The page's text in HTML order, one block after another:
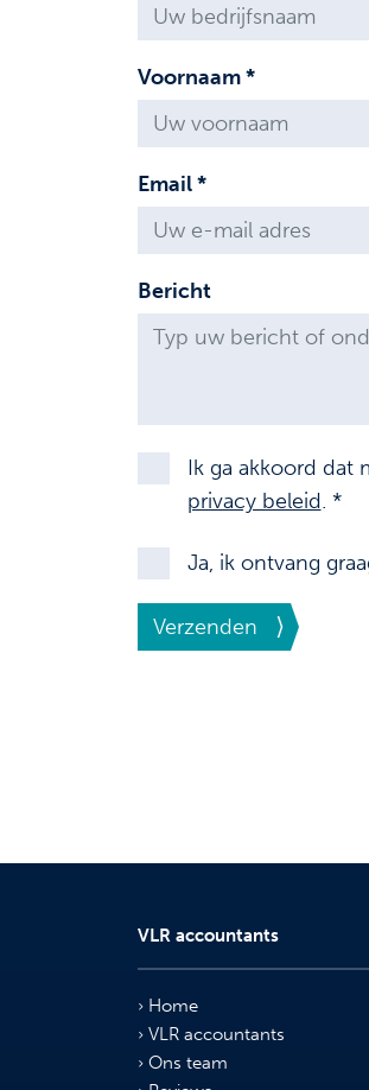
Voornaam *
Email *
Bericht
Ik ga akkoord dat
privacy beleid. *
Ja, ik ontvang
Verzenden
VLR accountants
Home
VLR accountants
Ons team